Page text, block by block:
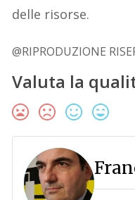
delle risorse.
@RIPRODUZIONE
Valuta la